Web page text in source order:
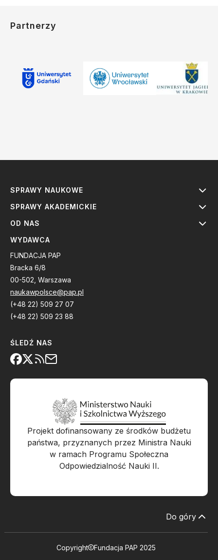
Partnerzy
SPRAWY NAUKOWE
SPRAWY AKADEMICKIE
OD NAS
WYDAWCA
FUNDACJA PAP
Bracka 6/8
00-502, Warszawa
naukawpolsce@pap.pl
(+48 22) 509 27 07
(+48 22) 509 23 88
ŚLEDŹ NAS
Projekt dofinansowany ze środków budżetu
państwa, przyznanych przez Ministra Nauki
w ramach Programu Społeczna
Odpowiedzialność Nauki II.
Do góry
Copyright Fundacja PAP 2025